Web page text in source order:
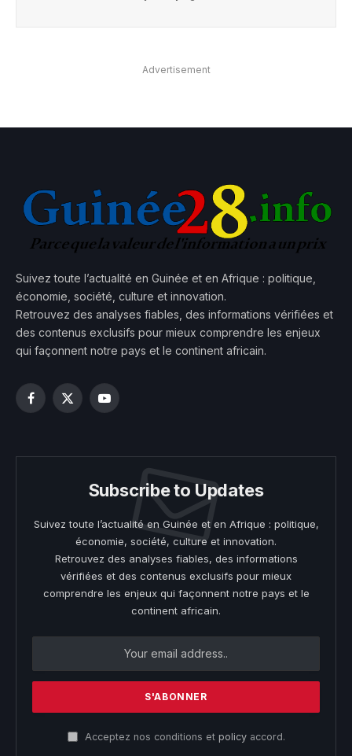
Advertisement
Suivez toute l’actualité en Guinée et en Afrique : politique,
économie, société, culture et innovation.
Retrouvez des analyses fiables, des informations vérifiées et
des contenus exclusifs pour mieux comprendre les enjeux
qui façonnent notre pays et le continent africain.
Facebook
X
YouTube
Subscribe to Updates
Suivez toute l’actualité en Guinée et en Afrique : politique,
économie, société, culture et innovation.
Retrouvez des analyses fiables, des informations
vérifiées et des contenus exclusifs pour mieux
comprendre les enjeux qui façonnent notre pays et le
continent africain.
Acceptez nos conditions et policyaccord.